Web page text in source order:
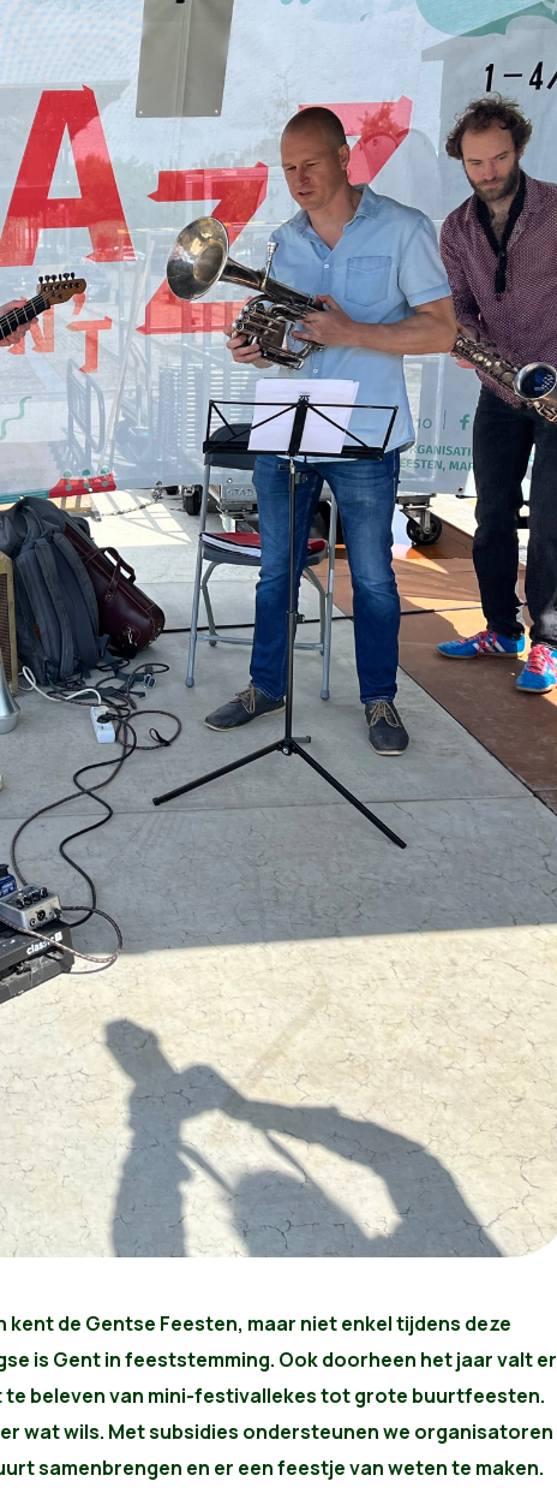
kent de Gentse Feesten, maar niet enkel tijdens deze
is Gent in feeststemming. Ook doorheen het jaar valt er
te beleven van mini-festivallekes tot grote buurtfeesten.
wat wils. Met subsidies ondersteunen we organisatoren
samenbrengen en er een feestje van weten te maken.